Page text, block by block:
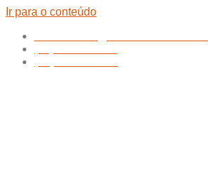
Ir para o conteúdo